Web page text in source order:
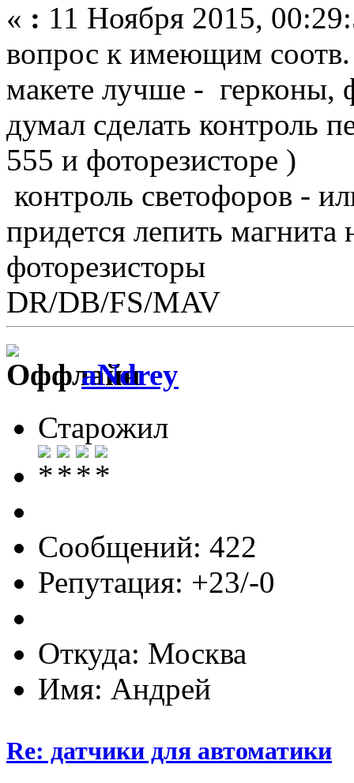
« : 11 Ноября 2015,
вопрос к имеющим
макете лучше - герконы,
думал сделать контроль
555 и фоторезисторе )
контроль светофоров -
придется лепить
фоторезисторы
DR/DB/FS/MAV
aNdrey
Старожил
Сообщений: 422
Репутация: +23/-0
Откуда: Москва
Имя: Андрей
Re: датчики для автоматики